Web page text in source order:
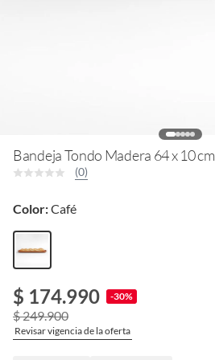
Bandeja Tondo Madera 64 x 10 cm
(0)
Color:Café
$ 174.990 -30%
$ 249.900
Revisar vigencia de la oferta